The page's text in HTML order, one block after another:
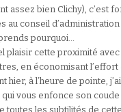
assez bien Clichy), c’est
au conseil
pourquoi…
plaisir cette proximité
en économisant l’effort
hier, à l’heure de pointe,
qui vous enfonce son
toutes les subtilités de